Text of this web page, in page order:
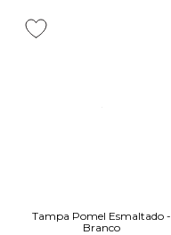
Tampa Pomel Esmaltado -
Branco